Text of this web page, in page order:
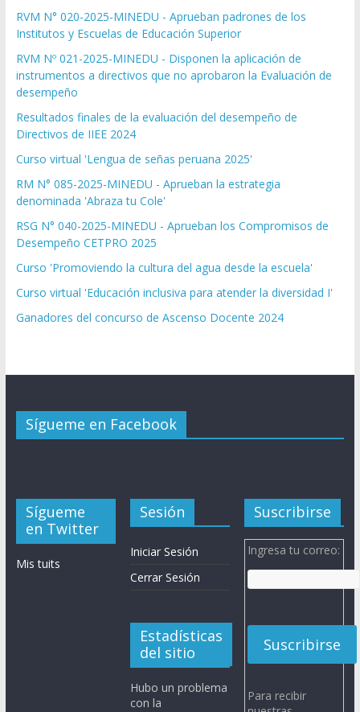
RVM N° 020-2025-MINEDU - Aprueban padrones de los
Institutos y Escuelas de Educación Superior
RVM Nº 021-2025-MINEDU - Disponen la aplicación de
instrumentos a directivos que no aprobaron la Evaluación de
desempeño
Resultados finales de la evaluación del desempeño de
Directivos de IIEE 2024
Curso virtual 'Lengua de señas peruana 2025'
RM N° 085-2025-MINEDU - Aprueban la estrategia
denominada 'Abraza tu Cole'
RSG N° 040-2025-MINEDU - Aprueban los Compromisos de
Desempeño CETPRO 2025
Curso 'Promoviendo la cultura del agua desde la escuela'
Curso virtual 'Educación inclusiva para atender la diversidad I'
Ganadores del concurso de Ascenso Docente 2024
Sígueme en Facebook
Sígueme
en Twitter
Mis tuits
Sesión
Iniciar Sesión
Cerrar Sesión
Estadísticas
del sitio
Hubo un problema
con la
Suscribirse
Ingresa tu correo:
Para recibir